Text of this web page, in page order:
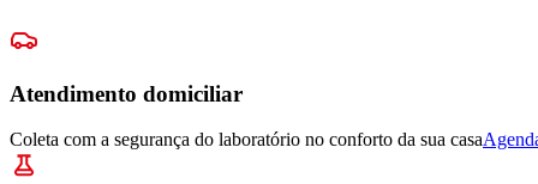
Atendimento domiciliar
Coleta com a segurança do laboratório no conforto da sua casa